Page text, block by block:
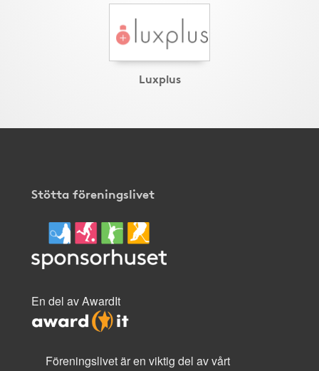
Luxplus
Stötta föreningslivet
En del av AwardIt
Föreningslivet är en viktig del av vårt